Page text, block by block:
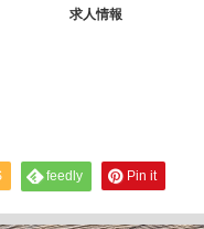
求人情報
feedly Pin it